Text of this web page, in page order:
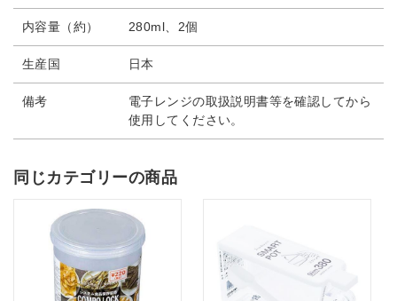
内容量（約） 280ml、2個
生産国 日本
備考
電子レンジの取扱説明書等を確認してから
使用してください。
同じカテゴリーの商品